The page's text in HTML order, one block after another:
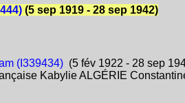
(5 sep 1919 - 28 sep 1942)
(I339434) (5 fév 1922 - 28 sep
Kabylie ALGÉRIE